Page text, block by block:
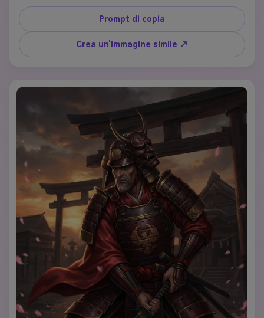
indossata da battaglia con accenti di pelliccia, segni di
vernice di guerra tribale sul viso, capelli intrecciati con
ornamenti di ossa e piume, costruzione muscolare
trasmettendo forza. Usa un'enorme ascia da guerra a
doppia lama. Lo sfondo presenta un paesaggio invernale
laterale drammatica, ritratto fantasy epico, espressione
potente e sicura.
Prompt di copia
Crea un'immagine simile ↗